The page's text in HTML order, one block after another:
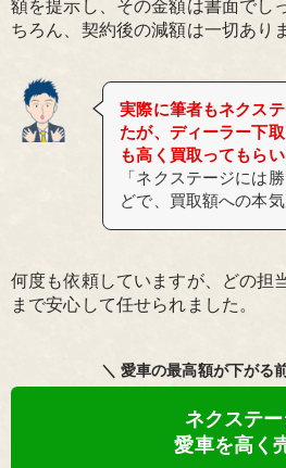
額を提示し、その金額は書面でし
ちろん、契約後の減額は一切あり
実際に筆者もネクス
たが、ディーラー下
も高く買取ってもら
「ネクステージには
どで、買取額への本
何度も依頼していますが、どの担
まで安心して任せられました。
＼ 愛車の最高額が下がる
ネクステ
愛車を高く